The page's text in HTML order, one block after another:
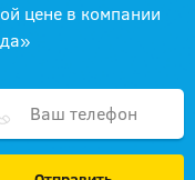
цене в компании